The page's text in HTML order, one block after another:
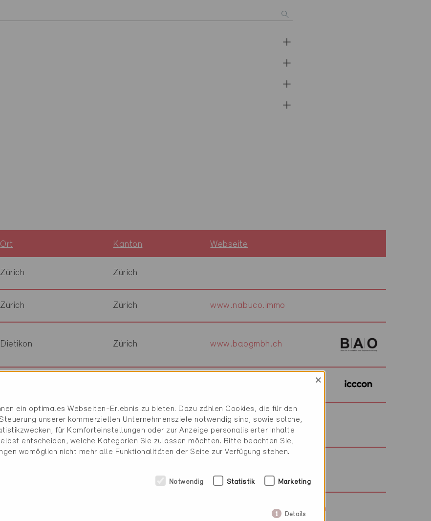
Ort Kanton Webseite
Zürich Zürich
Zürich Zürich www.nabuco.immo
Dietikon Zürich www.baogmbh.ch
Dübendorf Zürich ihr-kaminfeger.ch/
www.ecoindustrieservices.ch
×
ein optimales Webseiten-Erlebnis zu bieten. Dazu zählen Cookies, die für den
unserer kommerziellen Unternehmensziele notwendig sind, sowie solche,
für Komforteinstellungen oder zur Anzeige personalisierter Inhalte
entscheiden, welche Kategorien Sie zulassen möchten. Bitte beachten Sie,
womöglich nicht mehr alle Funktionalitäten der Seite zur Verfügung stehen.
Notwendig Statistik Marketing
Details